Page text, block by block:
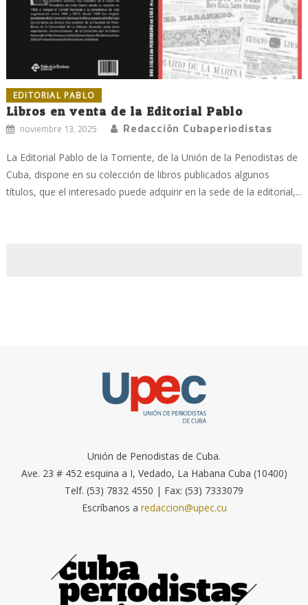
EDITORIAL PABLO
Libros en venta de la Editorial Pablo
noviembre 13, 2025 Redacción Cubaperiodistas
La Editorial Pablo de la Torriente, de la Unión de la Periodistas de
Cuba, dispone en su colección de libros publicados algunos
títulos, que el interesado puede adquirir en la sede de la editorial,...
Unión de Periodistas de Cuba.
Ave. 23 # 452 esquina a I, Vedado, La Habana Cuba (10400)
Telf. (53) 7832 4550 | Fax: (53) 7333079
Escríbanos a redaccion@upec.cu